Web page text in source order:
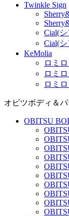
Twinkle Sign
Cial(シ
Cial(シ
KeMolia
ロミ
ロミ
ロミ
オビツボディ＆
OBITSU